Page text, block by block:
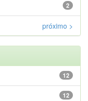
2
próximo >
12
12